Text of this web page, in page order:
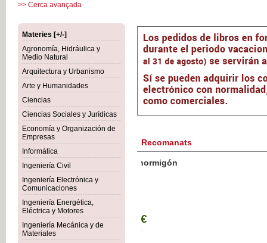
>> Cerca avançada
Materies [+/-]
Agronomía, Hidráulica y
Medio Natural
Arquitectura y Urbanismo
Arte y Humanidades
Ciencias
Ciencias Sociales y Jurídicas
Economía y Organización de
Empresas
Informática
Ingeniería Civil
Ingeniería Electrónica y
Comunicaciones
Ingeniería Energética,
Eléctrica y Motores
Ingeniería Mecánica y de
Materiales
Recomanats
Botánica Agroalimentaria